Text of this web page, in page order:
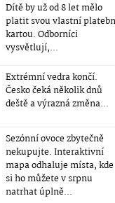
Dítě by už od 8 let mělo
platit svou vlastní
kartou. Odborníci
vysvětlují,...
Extrémní vedra končí.
Česko čeká několik dnů
deště a výrazná změna...
Sezónní ovoce zbytečně
nekupujte. Interaktivní
mapa odhaluje místa, kde
si ho můžete v srpnu
natrhat úplně...